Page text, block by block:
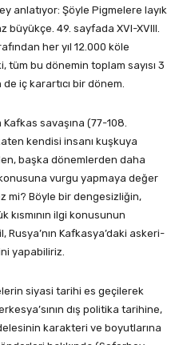
anlatıyor: Şöyle Pigmelere layık
büyükçe. 49. sayfada XVI-XVIII.
her yıl 12.000 köle
tüm bu dönemin toplam sayısı 3
iç karartıcı bir dönem.
savaşına (77-108.
kendisi insanı kuşkuya
başka dönemlerden daha
vurgu yapmaya değer
mi? Böyle bir dengesizliğin,
kısmının ilgi konusunun
Rusya’nın Kafkasya’daki askeri-
yapabiliriz.
siyasi tarihi es geçilerek
dış politika tarihine,
karakteri ve boyutlarına